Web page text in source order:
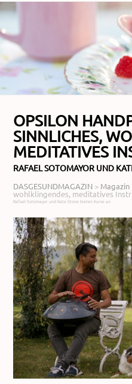
OPSILON
SINNLICHES,
MEDITATIVES
RAFAEL SOTOMAYOR UND
DASGESUNDMAGAZIN > Magazin
wohlklingendes, meditatives
Rafael Sotomayor und Kate Stone bieten Kurse an